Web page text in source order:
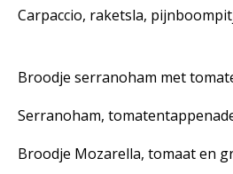
Carpaccio, raketsla,
Broodje serranoham met
Serranoham,
Broodje Mozarella, tomaat